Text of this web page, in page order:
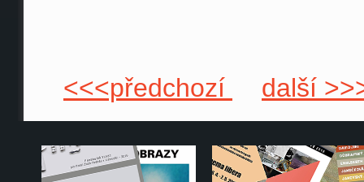
<<<předchozí další